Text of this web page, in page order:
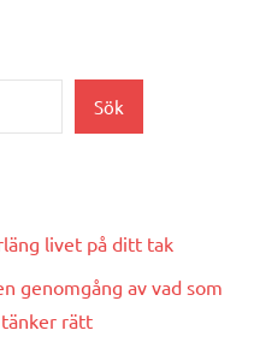
Sök
livet på ditt tak
genomgång av vad som
tänker rätt